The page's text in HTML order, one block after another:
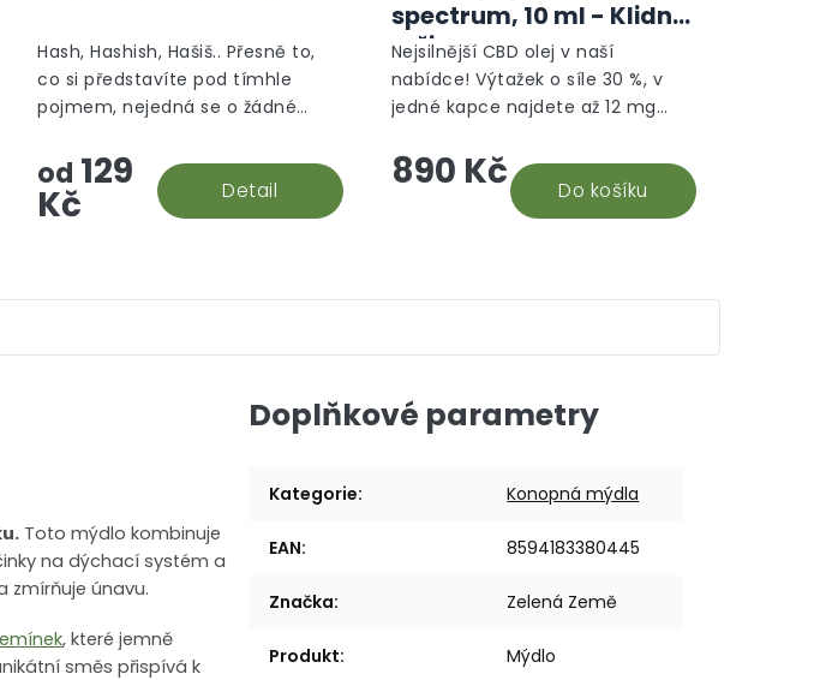
hvězdiček.
hvězdiček.
od 129
Kč Detail
Hash, Hashish, Hašiš.. Přesně to,
co si představíte pod tímhle
pojmem, nejedná se o žádné
prostě hašiš v jeho CBD podobě.
spectrum, 10 ml - Klidný
režim
890 Kč Do košíku
Nejsilnější CBD olej v naší
nabídce! Výtažek o síle 30 %, v
jedné kapce najdete až 12 mg
stálých odběratelů 30% CBD oleje,
vyhodnocujeme tento...
Toto mýdlo kombinuje
na dýchací systém a
zmírňuje únavu.
, které jemně
směs přispívá k
Doplňkové parametry
Kategorie: Konopná mýdla
EAN: 8594183380445
Značka: Zelená Země
Produkt: Mýdlo